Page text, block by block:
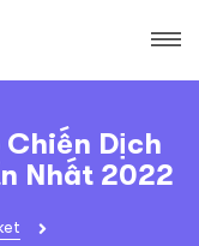
Chiến Dịch
Nhất 2022